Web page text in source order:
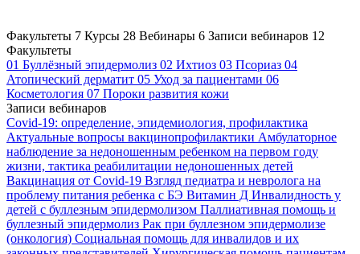
Факультеты 7 Курсы 28 Вебинары 6 Записи вебинаров 12
Факультеты
01 Буллёзный эпидермолиз 02 Ихтиоз 03 Псориаз 04
Атопический дерматит 05 Уход за пациентами 06
Косметология 07 Пороки развития кожи
Записи вебинаров
Covid-19: определение, эпидемиология, профилактика
Актуальные вопросы вакцинопрофилактики Амбулаторное
наблюдение за недоношенным ребенком на первом году
жизни, тактика реабилитации недоношенных детей
Вакцинация от Covid-19 Взгляд педиатра и невролога на
проблему питания ребенка с БЭ Витамин Д Инвалидность у
детей с буллезным эпидермолизом Паллиативная помощь и
буллезный эпидермолиз Рак при буллезном эпидермолизе
(онкология) Социальная помощь для инвалидов и их